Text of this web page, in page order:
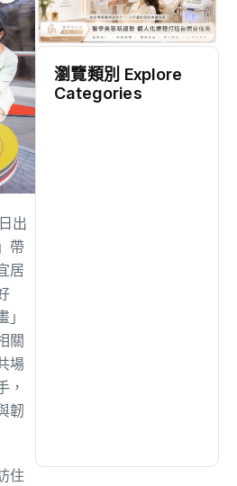
出
帶
居
關
場
，
韌
住
瀏覽類別 Explore
Categories